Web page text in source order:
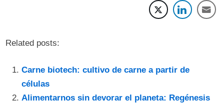
Related posts:
Carne biotech: cultivo de carne a partir de
células
Alimentarnos sin devorar el planeta: Regénesis